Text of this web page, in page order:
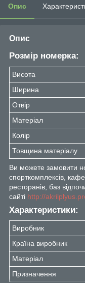
Опис
Опис
Розмір номерка:
Висота
Ширина
Отвір
Матеріал
Колір
Товщина матеріалу
Ви можете замовити
спорткомплексів,
ресторанів, баз
сайті http://
Характеристики:
Виробник
Країна виробник
Матеріал
Призначення